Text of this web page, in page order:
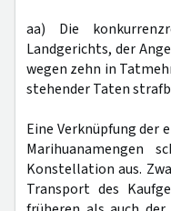
aa) Die
Landgerichts, der
wegen zehn in
stehender Taten
Eine Verknüpfung der
Marihuanamengen
Konstellation aus.
Transport des